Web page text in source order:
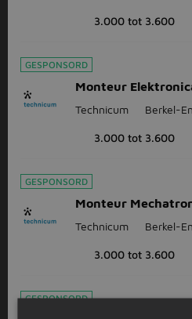
3.000 tot 3.600
GESPONSORD
Monteur
Technicum Berkel-
3.000 tot 3.600
GESPONSORD
Monteur
Technicum Berkel-
3.000 tot 3.600
GESPONSORD